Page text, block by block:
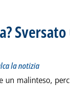
la notizia
un malinteso,